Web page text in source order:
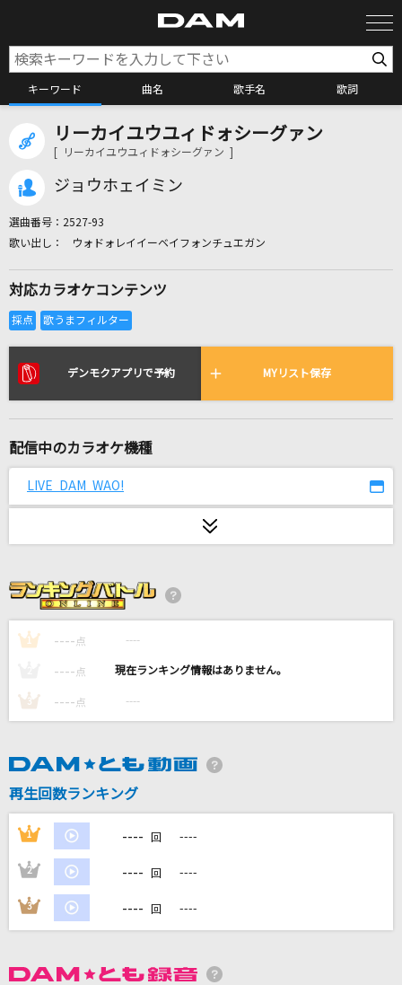
キーワード 曲名 歌手名 歌詞
カラオケ検索
リアルタイムで歌われている曲の一覧
Gravity(ビデオクリップバージョン)
HOWEVER
プライド・ブライト
Juice=Juice
BAAD
モナキ
紅蓮華 -アニメ映像 ver.-(TVサイズ)
LiSA
[生音]ピースサイン
米津玄師
斉藤和義
リーカイユウユィドォシーグァン
[ リーカイユウユィドォシーグァン ]
ジョウホェイミン
選曲番号： 2527-93
ウォドォレイイーベイフォンチュエガン
対応カラオケコンテンツ
デンモクアプリで予約 MYリスト保存
配信中のカラオケ機種
LIVE DAM WAO!
1 ---- 点 ----
---- 点 ----
3 ---- 点 ----
再生回数ランキング
1 ---- 回 ----
2 ---- 回 ----
3 ---- 回 ----